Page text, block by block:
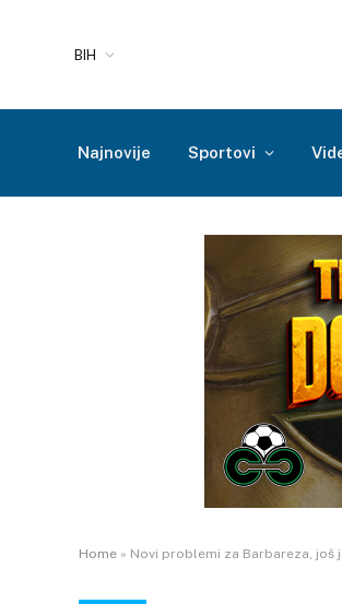
BIH
Najnovije Sportovi
Home » Novi problemi za Barbareza, još